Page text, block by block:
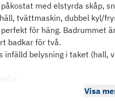
med elstyrda skåp,
tvättmaskin, dubbel kyl/
för häng. Badrummet
badkar för två.
infälld belysning i taket (hall,
v
Visa